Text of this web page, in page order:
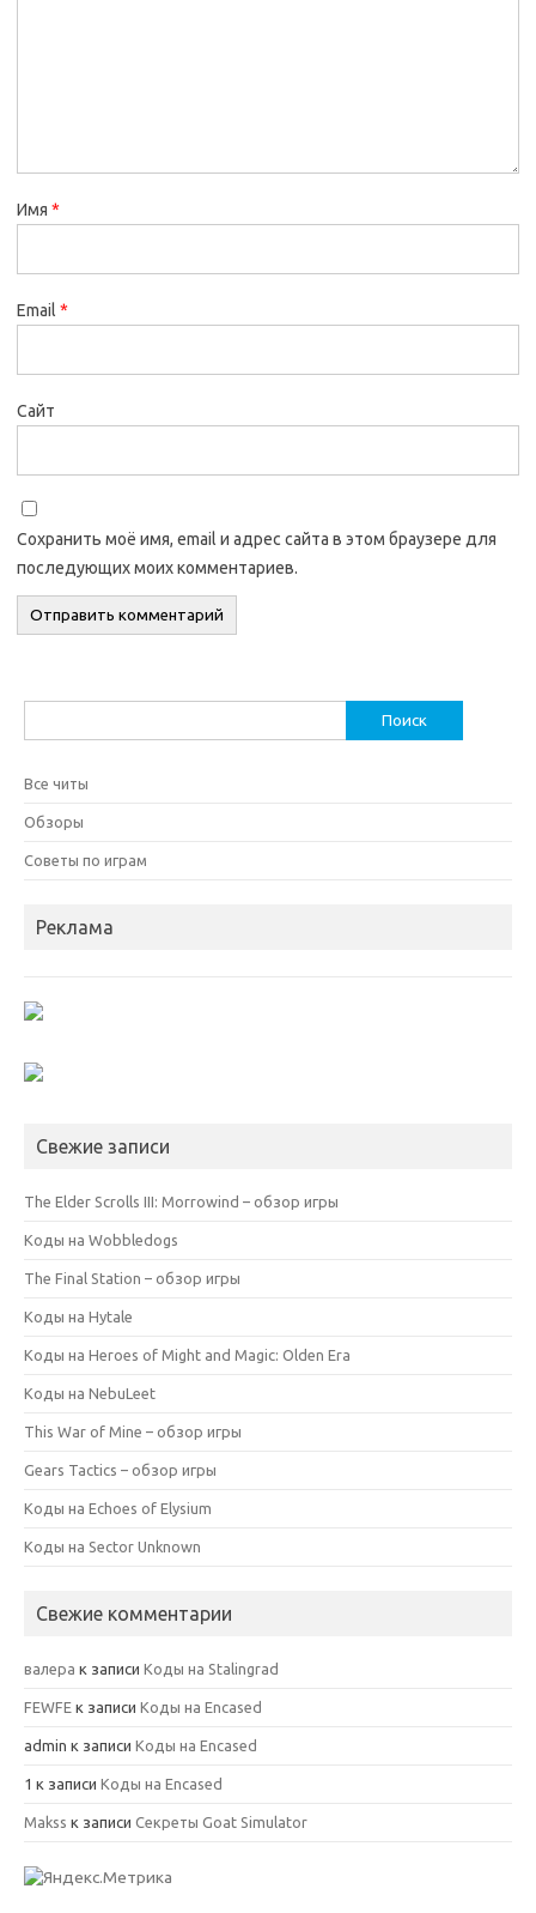
Имя *
Email *
Сайт
Сохранить моё имя, email и адрес сайта в этом браузере для
последующих моих комментариев.
Все читы
Обзоры
Советы по играм
Реклама
Свежие записи
The Elder Scrolls III: Morrowind – обзор игры
Коды на Wobbledogs
The Final Station – обзор игры
Коды на Hytale
Коды на Heroes of Might and Magic: Olden Era
Коды на NebuLeet
This War of Mine – обзор игры
Gears Tactics – обзор игры
Коды на Echoes of Elysium
Коды на Sector Unknown
Свежие комментарии
валера к записи Коды на Stalingrad
FEWFE к записи Коды на Encased
admin к записи Коды на Encased
1 к записи Коды на Encased
Makss к записи Секреты Goat Simulator